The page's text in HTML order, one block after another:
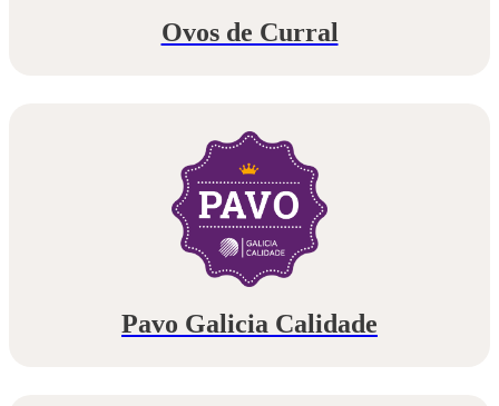
Ovos de Curral
Pavo Galicia Calidade